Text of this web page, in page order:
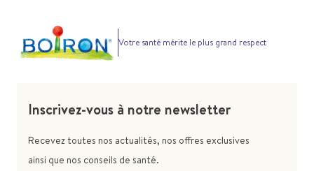
Votre santé mérite le plus grand respect
Inscrivez-vous à notre newsletter
Recevez toutes nos actualités, nos offres exclusives
ainsi que nos conseils de santé.